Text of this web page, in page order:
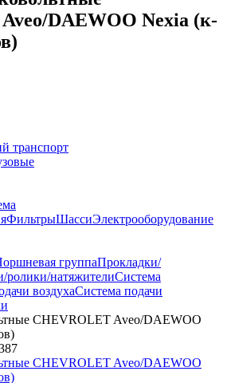
DAEWOO Nexia (к-
транспорт
ФильтрыШассиЭлектрооборудование
группаПрокладки/
ролики/натяжителиСистема
воздухаСистема подачи
CHEVROLET Aveo/DAEWOO